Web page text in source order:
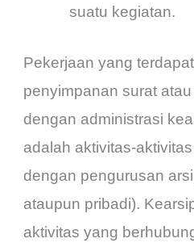
suatu kegiatan.
Pekerjaan yang
penyimpanan surat
dengan administrasi
adalah aktivitas-
dengan pengurusan
ataupun pribadi).
aktivitas yang